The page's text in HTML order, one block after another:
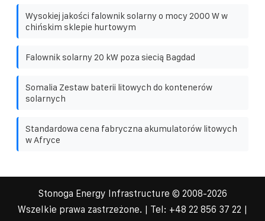
Wysokiej jakości falownik solarny o mocy 2000 W w
chińskim sklepie hurtowym
Falownik solarny 20 kW poza siecią Bagdad
Somalia Zestaw baterii litowych do kontenerów
solarnych
Standardowa cena fabryczna akumulatorów litowych
w Afryce
Stonoga Energy Infrastructure © 2008-2026
Wszelkie prawa zastrzeżone. | Tel: +48 22 856 37 22